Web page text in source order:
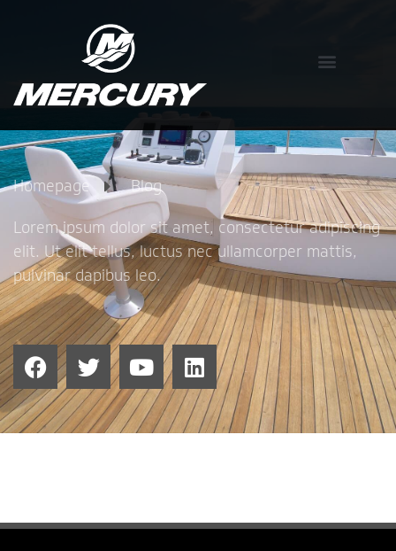
Homepage
Blog
Lorem ipsum dolor sit amet, consectetur adipiscing
elit. Ut elit tellus, luctus nec ullamcorper mattis,
pulvinar dapibus leo.